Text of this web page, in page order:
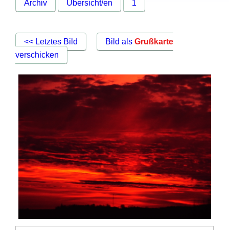
Archiv Übersicht/en 1
<< Letztes Bild Bild alsGrußkarte
verschicken